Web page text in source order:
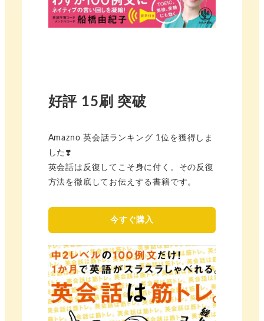
好評 15刷 突破
Amazno 英会話ランキング 1位を獲得しま
した❣️
英会話は反復してこそ身に付く。その反復
方法を徹底してお伝えする書籍です。
今すぐ購入